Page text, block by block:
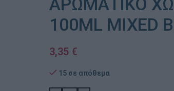
ΑΡΩΜΑΤΙΚΟ
100ML MIXED
3,35 €
15 σε απόθεμα